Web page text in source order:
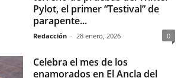
Pylot, el primer “Testival” de
parapente...
Redacción - 28 enero, 2026 0
Celebra el mes de los
enamorados en El Ancla del